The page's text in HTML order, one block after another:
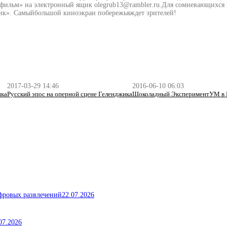
на электронный ящик olegrub13@rambler.ru.Для
Самыйбольшой киноэкран побережьяждет зрителей!
2017-03-29 14:46
Русский эпос на оперной сцене Геленджика
2016-06-10 06:03
Шоколадный ЭкспериментУМ в
развлечений22.07.2026